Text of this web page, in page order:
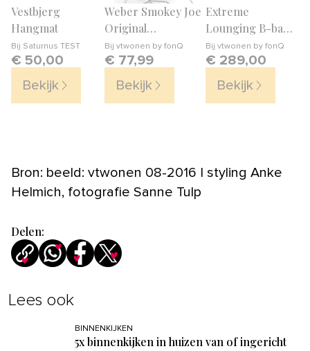
Vestbjerg
Hangmat
Bij Saturnus TEST
€ 50,00
Bekijk
Weber Smokey Joe
Original
Houtskoolbarbecue
Ø 37 cm
Bij vtwonen by fonQ
€ 77,99
Bekijk
Extreme
Lounging B-bag
Mighty-b
Outdoor Zitzak
Bij vtwonen by fonQ
€ 289,00
Bekijk
Bron: beeld: vtwonen 08-2016 | styling Anke
Helmich, fotografie Sanne Tulp
Delen:
Lees ook
BINNENKIJKEN
5x binnenkijken in huizen van of ingericht